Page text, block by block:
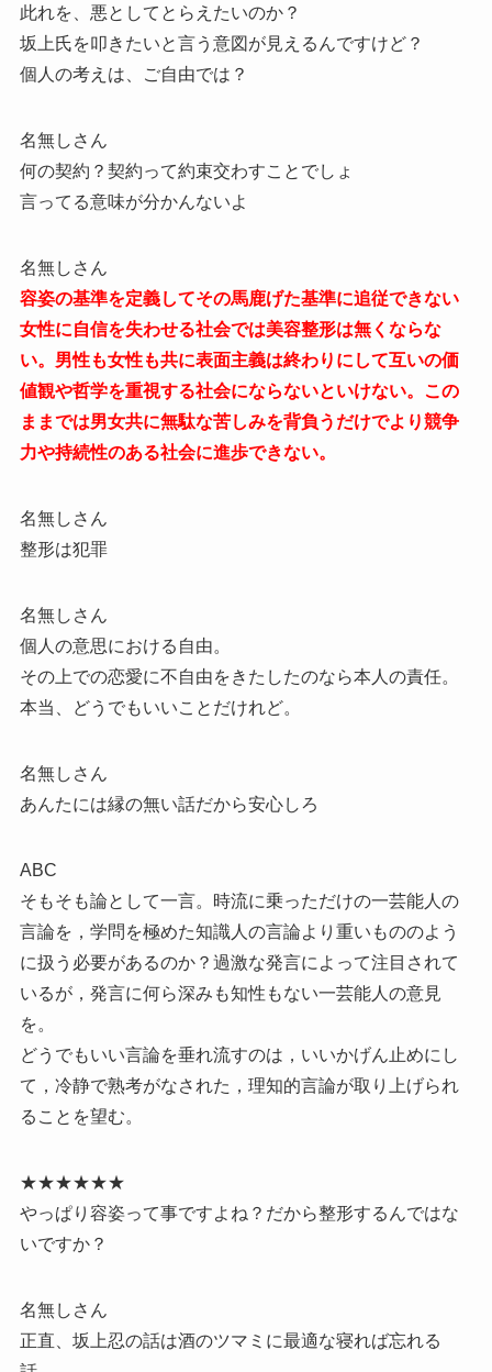
此れを、悪としてとらえたいのか？
坂上氏を叩きたいと言う意図が見えるんですけど？
個人の考えは、ご自由では？
名無しさん
何の契約？契約って約束交わすことでしょ
言ってる意味が分かんないよ
名無しさん
容姿の基準を定義してその馬鹿げた基準に追従できない
女性に自信を失わせる社会では美容整形は無くならな
い。男性も女性も共に表面主義は終わりにして互いの価
値観や哲学を重視する社会にならないといけない。この
ままでは男女共に無駄な苦しみを背負うだけでより競争
力や持続性のある社会に進歩できない。
名無しさん
整形は犯罪
名無しさん
個人の意思における自由。
その上での恋愛に不自由をきたしたのなら本人の責任。
本当、どうでもいいことだけれど。
名無しさん
あんたには縁の無い話だから安心しろ
ABC
そもそも論として一言。時流に乗っただけの一芸能人の
言論を，学問を極めた知識人の言論より重いもののよう
に扱う必要があるのか？過激な発言によって注目されて
いるが，発言に何ら深みも知性もない一芸能人の意見
を。
どうでもいい言論を垂れ流すのは，いいかげん止めにし
て，冷静で熟考がなされた，理知的言論が取り上げられ
ることを望む。
★★★★★★
やっぱり容姿って事ですよね？だから整形するんではな
いですか？
名無しさん
正直、坂上忍の話は酒のツマミに最適な寝れば忘れる